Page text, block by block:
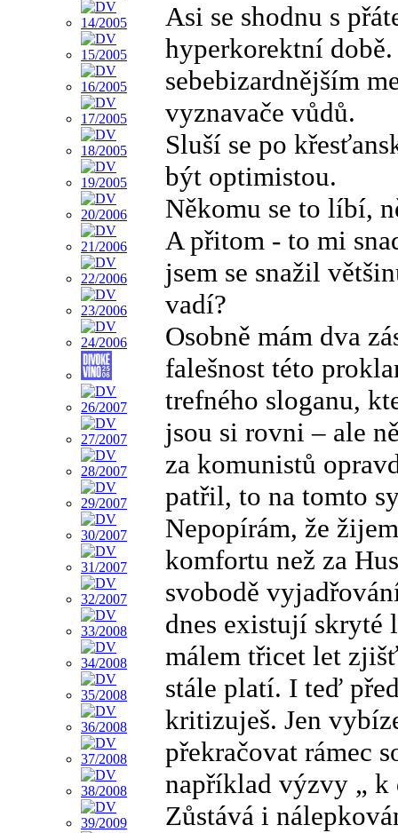
Asi se shodnu s
hyperkorektní
sebebizardnějším
vyznavače vůdů.
Sluší se po
být optimistou.
Někomu se to líbí,
A přitom - to mi
jsem se snažil
vadí?
Osobně mám dva
falešnost této
trefného sloganu,
jsou si rovni – ale
za komunistů
patřil, to na tomto
Nepopírám, že
komfortu než za
svobodě
dnes existují skryté
málem třicet let
stále platí. I teď
kritizuješ. Jen
překračovat rámec
například výzvy „ k
Zůstává i